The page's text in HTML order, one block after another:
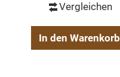
Vergleichen
In den Warenkorb